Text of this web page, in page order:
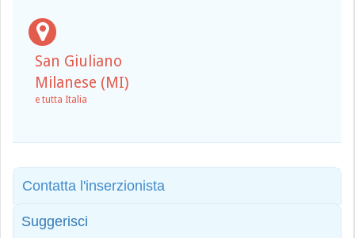
San Giuliano
Milanese (MI)
e tutta Italia
Contatta l'inserzionista
Suggerisci